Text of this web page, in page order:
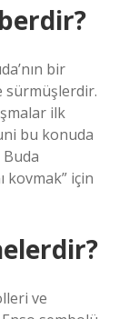
bir
sürmüşlerdir.
ilk
bu konuda
Buda
kovmak” için
ve